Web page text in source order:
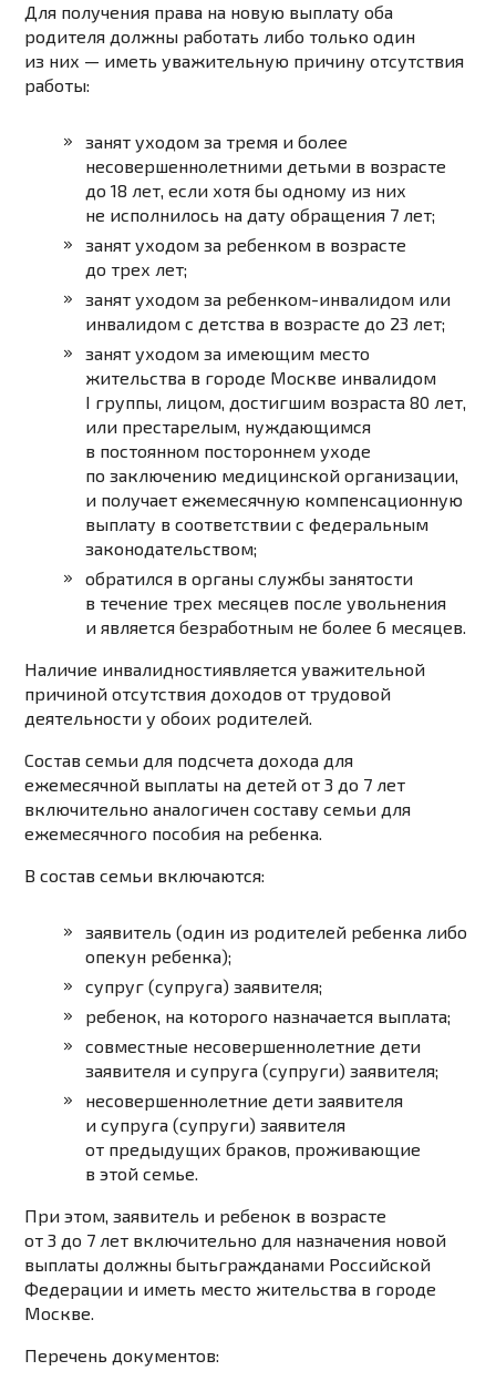
Для получения права на новую выплатуоба
родителя должны работать либотолько один
из них — иметь уважительную причину отсутствия
работы:
занят уходом за тремя и более
несовершеннолетними детьми в возрасте
до 18 лет, если хотя бы одному из них
не исполнилось на дату обращения 7 лет;
занят уходом за ребенком в возрасте
до трех лет;
занят уходом за ребенком-инвалидом или
инвалидом с детства в возрасте до 23 лет;
занят уходом за имеющим место
жительства в городе Москве инвалидом
I группы, лицом, достигшим возраста 80 лет,
или престарелым, нуждающимся
в постоянном постороннем уходе
по заключению медицинской организации,
и получает ежемесячную компенсационную
выплату в соответствии с федеральным
законодательством;
обратился в органы службы занятости
в течение трех месяцев после увольнения
и является безработным не более 6 месяцев.
Наличие инвалидностиявляется уважительной
причиной отсутствия доходов от трудовой
деятельностиу обоих родителей.
Состав семьи для подсчета дохода для
ежемесячной выплаты на детей от 3 до 7 лет
включительноаналогичен составу семьи для
ежемесячного пособия на ребенка.
В состав семьи включаются:
заявитель (один из родителей ребенка либо
опекун ребенка);
супруг (супруга) заявителя;
ребенок, на которого назначается выплата;
совместные несовершеннолетние дети
заявителя и супруга (супруги) заявителя;
несовершеннолетние дети заявителя
и супруга (супруги) заявителя
от предыдущих браков, проживающие
в этой семье.
При этом,заявитель и ребенок в возрасте
от 3 до 7 лет включительно для назначения новой
выплаты должны бытьгражданами Российской
Федерации и иметь место жительства в городе
Москве.
Перечень документов: